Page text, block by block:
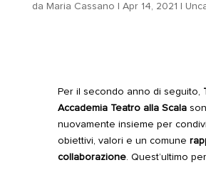
da Maria Cassano Apr 14, 2021
Per il secondo anno di seguito,
Accademia Teatro alla Scala
nuovamente insieme per
obiettivi, valori e un comune
collaborazione. Quest’ultimo